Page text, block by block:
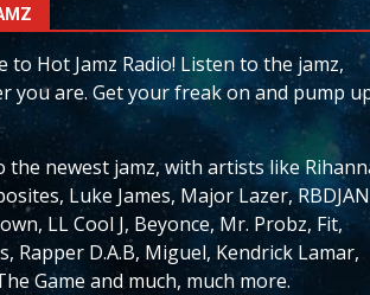
to Hot Jamz Radio! Listen to the jamz,
you are. Get your freak on and pump
the newest jamz, with artists like
Luke James, Major Lazer,
LL Cool J, Beyonce, Mr. Probz, Fit,
Rapper D.A.B, Miguel, Kendrick Lamar,
Game and much, much more.